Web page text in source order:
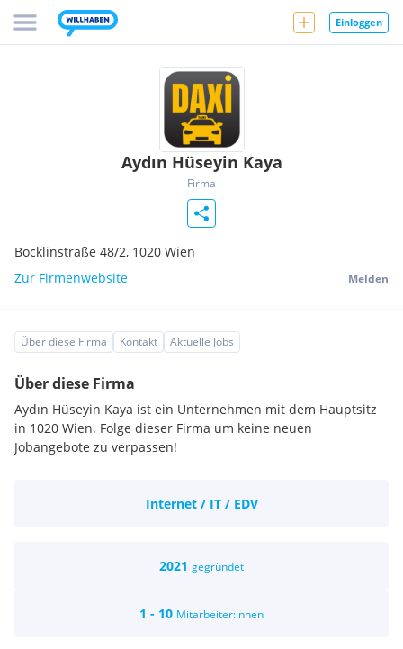
Einloggen
Aydın Hüseyin Kaya
Firma
Böcklinstraße 48/2, 1020 Wien
Zur Firmenwebsite
Melden
Über diese Firma Kontakt Aktuelle Jobs
Über diese Firma
Aydın Hüseyin Kaya ist ein Unternehmen mit dem Hauptsitz
in 1020 Wien. Folge dieser Firma um keine neuen
Jobangebote zu verpassen!
Internet / IT / EDV
2021 gegründet
1 - 10 Mitarbeiter:innen